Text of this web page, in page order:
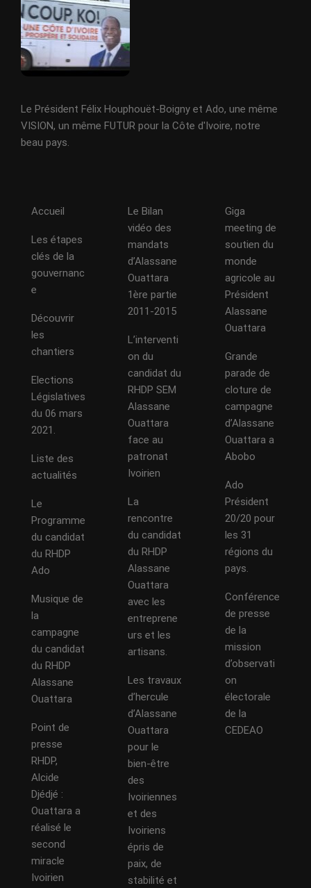
Le Président Félix Houphouët-Boigny et Ado, une même
VISION, un même FUTUR pour la Côte d'Ivoire, notre
beau pays.
Accueil
Les étapes
clés de la
gouvernanc
e
Découvrir
les
chantiers
Elections
Législatives
du 06 mars
2021.
Liste des
actualités
Le
Programme
du candidat
du RHDP
Ado
Musique de
la
campagne
du candidat
du RHDP
Alassane
Ouattara
Point de
presse
RHDP,
Alcide
Djédjé :
Ouattara a
réalisé le
second
miracle
Ivoirien
Le Bilan
vidéo des
mandats
d’Alassane
Ouattara
1ère partie
2011-2015
L’interventi
on du
candidat du
RHDP SEM
Alassane
Ouattara
face au
patronat
Ivoirien
La
rencontre
du candidat
du RHDP
Alassane
Ouattara
avec les
entreprene
urs et les
artisans.
Les travaux
d’hercule
d’Alassane
Ouattara
pour le
bien-être
des
Ivoiriennes
et des
Ivoiriens
épris de
paix, de
stabilité et
Giga
meeting de
soutien du
monde
agricole au
Président
Alassane
Ouattara
Grande
parade de
cloture de
campagne
d’Alassane
Ouattara a
Abobo
Ado
Président
20/20 pour
les 31
régions du
pays.
Conférence
de presse
de la
mission
d’observati
on
électorale
de la
CEDEAO